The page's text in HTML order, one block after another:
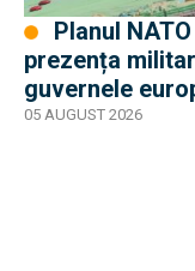
prezența
guvernele
05 AUGUST 2026